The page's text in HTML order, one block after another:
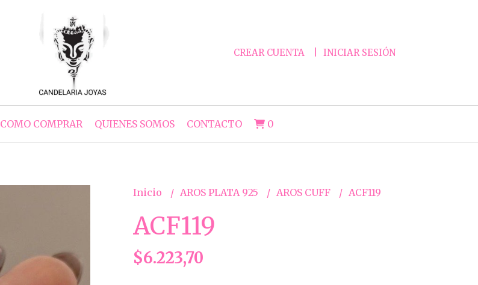
CREAR CUENTA INICIAR SESIÓN
COMO COMPRAR QUIENES SOMOS CONTACTO 0
Inicio AROS PLATA 925 AROS CUFF ACF119
ACF119
$6.223,70